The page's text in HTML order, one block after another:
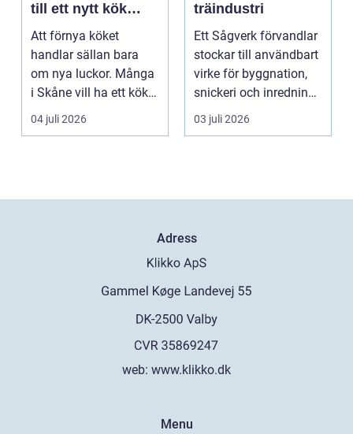
till ett nytt kök
utan helrenovering
Att förnya köket
handlar sällan bara
om nya luckor. Många
i Skåne vill ha ett kök
som fungerar bättr...
04 juli 2026
träindustri
Ett Sågverk förvandlar
stockar till användbart
virke för byggnation,
snickeri och inredning.
Här möt...
03 juli 2026
Adress
web: www.klikko.dk
Menu